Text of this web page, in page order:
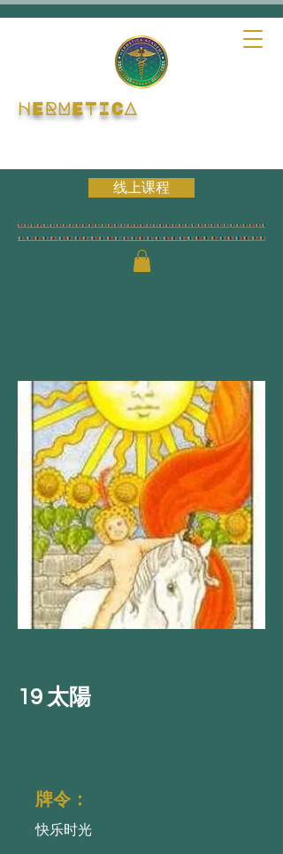
HERMETICA
线上课程
19 太陽
牌令：
快乐时光